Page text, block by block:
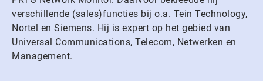
verschillende (sales)functies bij o.a. Tein Technology,
Nortel en Siemens. Hij is expert op het gebied van
Universal Communications, Telecom, Netwerken en
Management.